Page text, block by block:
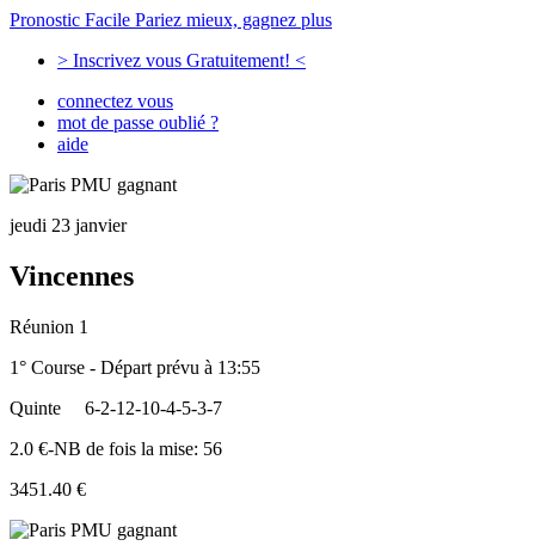
Pronostic Facile Pariez mieux, gagnez plus
> Inscrivez vous Gratuitement! <
connectez vous
mot de passe oublié ?
aide
jeudi 23 janvier
Vincennes
Réunion 1
1° Course - Départ prévu à 13:55
Quinte
6-2-12-10-4-5-3-7
2.0 €-NB de fois la mise: 56
3451.40 €